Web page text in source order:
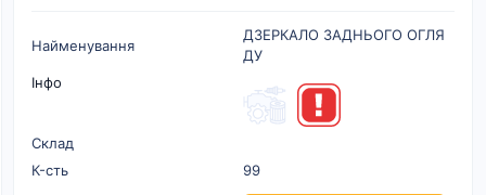
Найменування
ДЗЕРКАЛО ЗАДНЬОГО ОГЛЯ
ДУ
Інфо
Склад
К-cть
99